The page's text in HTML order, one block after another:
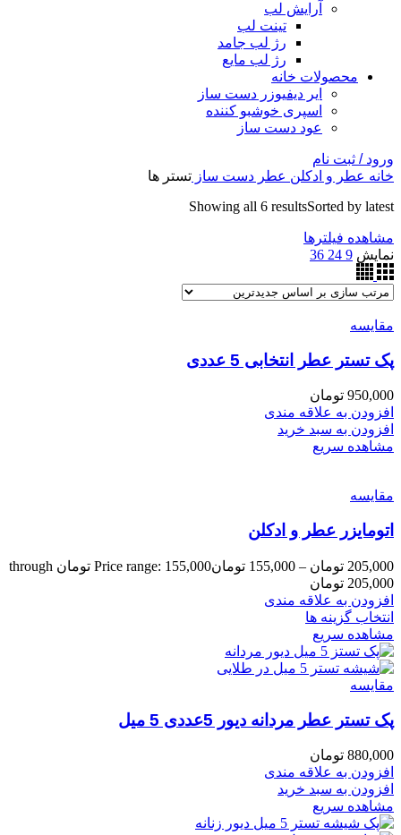
آرایش لب
تینت لب
رژ لب جامد
رژ لب مایع
محصولات خانه
ایر دیفیوزر دست ساز
اسپری خوشبو کننده
عود دست ساز
ورود / ثبت نام
خانه عطر و ادکلن عطر دست ساز تستر ها
Showing all 6 resultsSorted by latest
مشاهده فیلترها
نمایش 9
24
36
مقایسه
پک تستر عطر انتخابی 5 عددی
950,000 تومان
افزودن به علاقه مندی
افزودن به سبد خرید
مشاهده سریع
مقایسه
اتومایزر عطر و ادکلن
205,000 تومان –
155,000 تومان
Price range: 155,000 تومان through
205,000 تومان
افزودن به علاقه مندی
انتخاب گزینه ها
مشاهده سریع
مقایسه
پک تستر عطر مردانه دیور 5عددی 5 میل
880,000 تومان
افزودن به علاقه مندی
افزودن به سبد خرید
مشاهده سریع